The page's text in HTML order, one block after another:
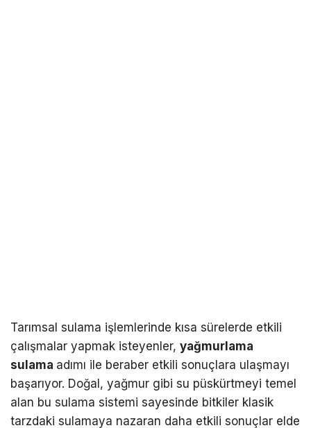
Tarımsal sulama işlemlerinde kısa sürelerde etkili
çalışmalar yapmak isteyenler, yağmurlama
sulama adımı ile beraber etkili sonuçlara ulaşmayı
başarıyor. Doğal, yağmur gibi su püskürtmeyi temel
alan bu sulama sistemi sayesinde bitkiler klasik
tarzdaki sulamaya nazaran daha etkili sonuçlar elde